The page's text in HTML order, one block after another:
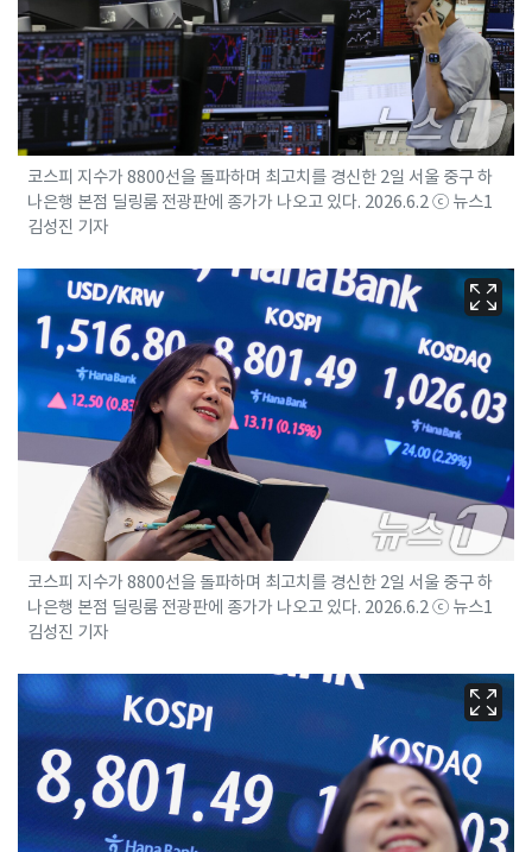
코스피 지수가 8800선을 돌파하며 최고치를 경신한 2일 서울 중구 하
나은행 본점 딜링룸 전광판에 종가가 나오고 있다. 2026.6.2 ⓒ 뉴스1
김성진 기자
코스피 지수가 8800선을 돌파하며 최고치를 경신한 2일 서울 중구 하
나은행 본점 딜링룸 전광판에 종가가 나오고 있다. 2026.6.2 ⓒ 뉴스1
김성진 기자